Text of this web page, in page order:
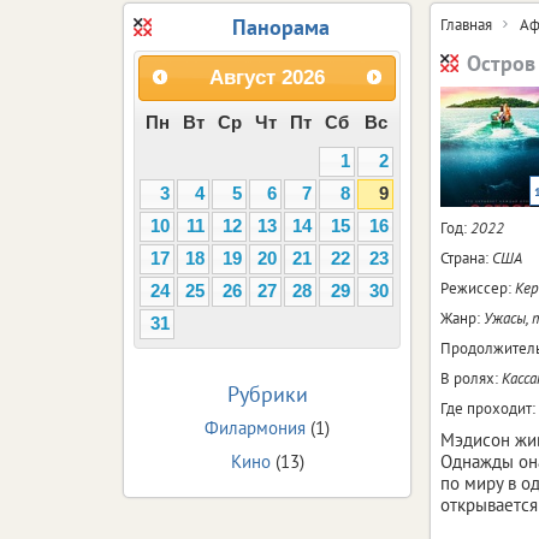
Главная
Год:2022
Страна: США
Режиссер:
Жанр: Ужасы,
В ролях:
Где проходит:
Мэдисон
Однажды
по миру в
Панорама
Август 2026
Пн Вт Ср Чт Пт Сб
Вс
1
2
3
4 5 6 7 8
9
10
11 12 13 14 15
16
17
18 19 20 21 22
23
24
25 26 27 28 29
30
31
Рубрики
Филармония (1)
Кино(13)